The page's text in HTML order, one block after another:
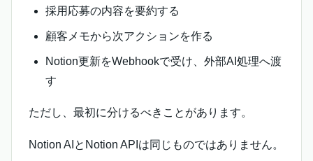
採用応募の内容を要約する
顧客メモから次アクションを作る
Notion更新をWebhookで受け、外部AI処理へ渡
す
ただし、最初に分けるべきことがあります。
Notion AIとNotion APIは同じものではありません。